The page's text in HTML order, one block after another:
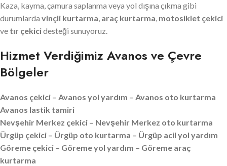
Kaza, kayma, çamura saplanma veya yol dışına çıkma gibi
durumlarda vinçli kurtarma, araç kurtarma, motosiklet çekici
ve tır çekicidesteği sunuyoruz.
Hizmet Verdiğimiz Avanos ve Çevre
Bölgeler
Avanos çekici – Avanos yol yardım – Avanos oto kurtarma
Avanos lastik tamiri
Nevşehir Merkez çekici – Nevşehir Merkez oto kurtarma
Ürgüp çekici – Ürgüp oto kurtarma – Ürgüp acil yol yardım
Göreme çekici – Göreme yol yardım – Göreme araç
kurtarma